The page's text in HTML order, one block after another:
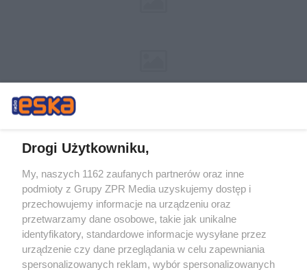
Żaden utwór zamieszczony w serwisie nie może być powielany i
rozpowszechniany lub dalej rozpowszechniany w jakikolwiek sposób (w
tym także elektroniczny lub mechaniczny) na jakimkolwiek polu
eksploatacji w jakiejkolwiek formie, włącznie z umieszczaniem w Internecie
bez pisemnej zgody właściciela praw. Jakiekolwiek użycie lub
wykorzystanie utworów w całości lub w części z naruszeniem prawa, tzn.
bez właściwej zgody, jest zabronione pod groźbą kary i może być ścigane
prawnie.
Drogi Użytkowniku,
My, naszych 1162 zaufanych partnerów oraz inne
podmioty z Grupy ZPR Media uzyskujemy dostęp i
przechowujemy informacje na urządzeniu oraz
przetwarzamy dane osobowe, takie jak unikalne
identyfikatory, standardowe informacje wysyłane przez
urządzenie czy dane przeglądania w celu zapewniania
spersonalizowanych reklam, wybór spersonalizowanych